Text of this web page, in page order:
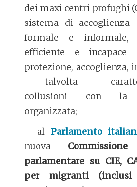
dei maxi centri profughi
sistema di accoglienza
formale e informale,
efficiente e incapace
protezione, accoglienza,
– talvolta –
collusioni con la
organizzata;
– al Parlamento
nuova
parlamentare su CIE,
per migranti